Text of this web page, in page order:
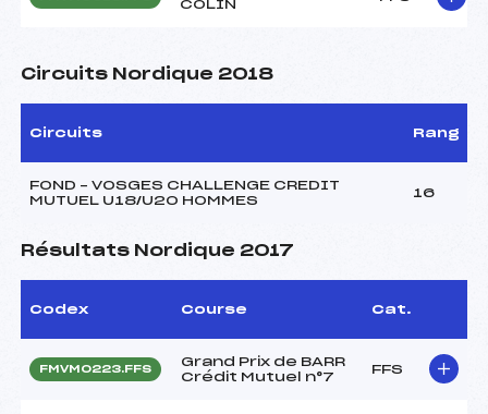
COLIN
Circuits Nordique 2018
Circuits Rang
FOND – VOSGES CHALLENGE CREDIT
MUTUEL U18/U20 HOMMES
16
Résultats Nordique 2017
Codex Course Cat.
FMVM0223.FFS
Grand Prix de BARR
Crédit Mutuel n°7
FFS